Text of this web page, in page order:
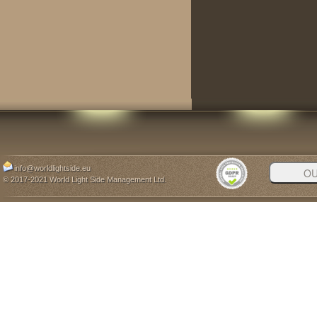
info@worldlightside.eu
© 2017-2021 World Light Side Management Ltd.